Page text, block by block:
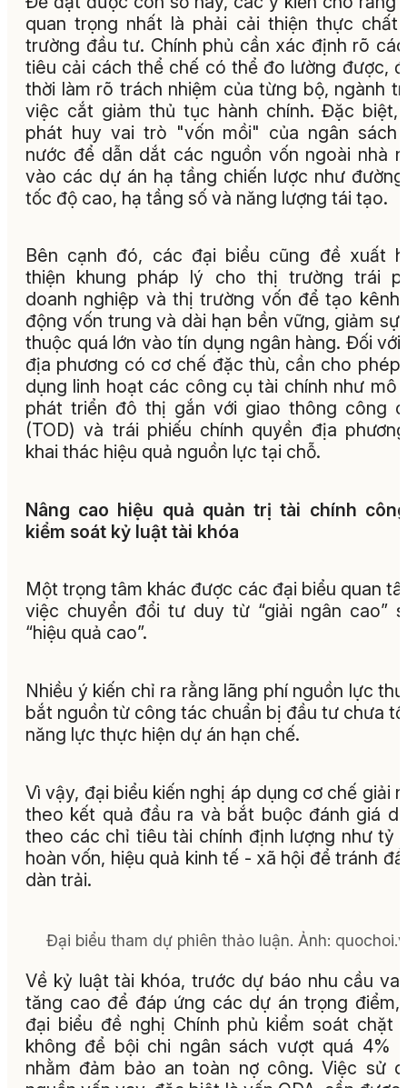
quan trọng nhất là phải cải thiện thực chất
trường đầu tư. Chính phủ cần xác định rõ
tiêu cải cách thể chế có thể đo lường được,
thời làm rõ trách nhiệm của từng bộ, ngành
việc cắt giảm thủ tục hành chính. Đặc biệt,
phát huy vai trò "vốn mồi" của ngân sách
nước để dẫn dắt các nguồn vốn ngoài nhà
vào các dự án hạ tầng chiến lược như
tốc độ cao, hạ tầng số và năng lượng tái tạo.
Bên cạnh đó, các đại biểu cũng đề xuất
thiện khung pháp lý cho thị trường trái
doanh nghiệp và thị trường vốn để tạo kênh
động vốn trung và dài hạn bền vững, giảm sự
thuộc quá lớn vào tín dụng ngân hàng. Đối với
địa phương có cơ chế đặc thù, cần cho phép
dụng linh hoạt các công cụ tài chính như mô
phát triển đô thị gắn với giao thông công
(TOD) và trái phiếu chính quyền địa
khai thác hiệu quả nguồn lực tại chỗ.
Nâng cao hiệu quả quản trị tài chính
kiểm soát kỷ luật tài khóa
Một trọng tâm khác được các đại biểu quan
việc chuyển đổi tư duy từ “giải ngân cao”
“hiệu quả cao”.
Nhiều ý kiến chỉ ra rằng lãng phí nguồn lực
bắt nguồn từ công tác chuẩn bị đầu tư chưa
năng lực thực hiện dự án hạn chế.
Vì vậy, đại biểu kiến nghị áp dụng cơ chế giải
theo kết quả đầu ra và bắt buộc đánh giá
theo các chỉ tiêu tài chính định lượng như tỷ
hoàn vốn, hiệu quả kinh tế - xã hội để tránh
dàn trải.
Đại biểu tham dự phiên thảo luận. Ảnh:
Về kỷ luật tài khóa, trước dự báo nhu cầu
tăng cao để đáp ứng các dự án trọng điểm,
đại biểu đề nghị Chính phủ kiểm soát chặt
không để bội chi ngân sách vượt quá 4%
nhằm đảm bảo an toàn nợ công. Việc sử